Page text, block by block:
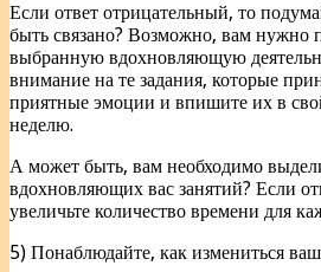
Если ответ отрицательный, то
быть связано? Возможно, вам нужно
выбранную вдохновляющую
внимание на те задания, которые
приятные эмоции и впишите их в
неделю.
А может быть, вам необходимо
вдохновляющих вас занятий? Если
увеличьте количество времени для
5) Понаблюдайте, как измениться